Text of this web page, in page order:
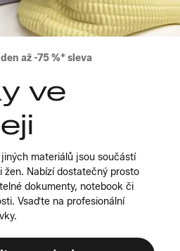
až -75 %* sleva
ve
materiálů jsou součástí
žen. Nabízí dostatečný prosto
dokumenty, notebook či
Vsaďte na profesionální